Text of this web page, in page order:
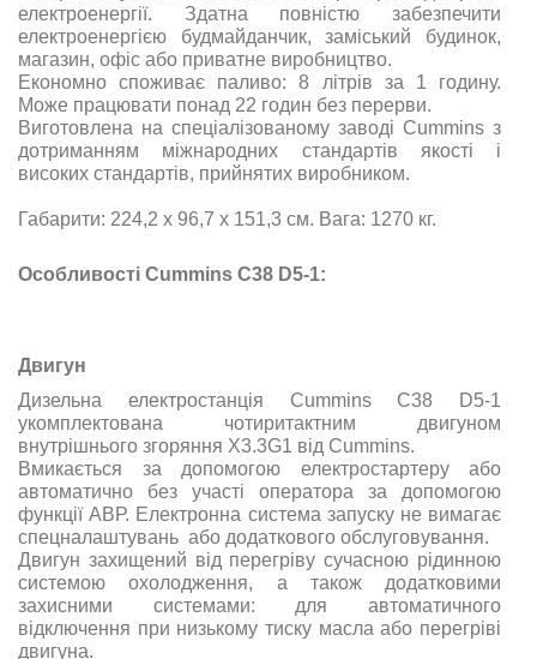
електроенергії. Здатна повністю забезпечити
електроенергією будмайданчик, заміський будинок,
магазин, офіс або приватне виробництво.
Економно споживає паливо: 8 літрів за 1 годину.
Може працювати понад 22 годин без перерви.
Виготовлена на спеціалізованому заводі Cummins з
дотриманням міжнародних стандартів якості і
високих стандартів, прийнятих виробником.
Габарити: 224,2 х 96,7 х 151,3 см. Вага: 1270 кг.
Особливості Cummins C38 D5-1:
Двигун
Дизельна електростанція Cummins C38 D5-1
укомплектована чотиритактним двигуном
внутрішнього згоряння X3.3G1 від Cummins.
Вмикається за допомогою електростартеру або
автоматично без участі оператора за допомогою
функції АВР. Електронна система запуску не вимагає
спецналаштувань або додаткового обслуговування.
Двигун захищений від перегріву сучасною рідинною
системою охолодження, а також додатковими
захисними системами: для автоматичного
відключення при низькому тиску масла або перегріві
двигуна.